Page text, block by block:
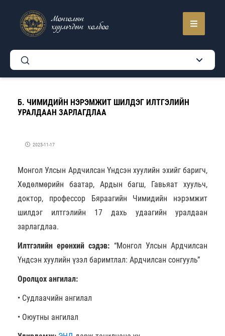
Монголын
хуульчдын холбоо
Б. ЧИМИДИЙН НЭРЭМЖИТ ШИЛДЭГ ИЛТГЭЛИЙН
УРАЛДААН ЗАРЛАГДЛАА
2025-11-17
Монгол Улсын Ардчилсан Үндсэн хуулийн эхийг баригч,
Хөдөлмөрийн баатар, Ардын багш, Гавьяат хуульч,
доктор, профессор Бяраагийн Чимидийн нэрэмжит
шилдэг илтгэлийн 17 дахь удаагийн уралдаан
зарлагдлаа.
Илтгэлийн ерөнхий сэдэв: “Монгол Улсын Ардчилсан
Үндсэн хуулийн үзэл баримтлал: Ардчилсан сонгууль”
Оролцох ангилал:
• Судлаачийн ангилал
• Оюутны ангилал